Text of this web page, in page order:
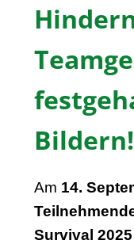
Bildern!
Am 14.
Survival 2025